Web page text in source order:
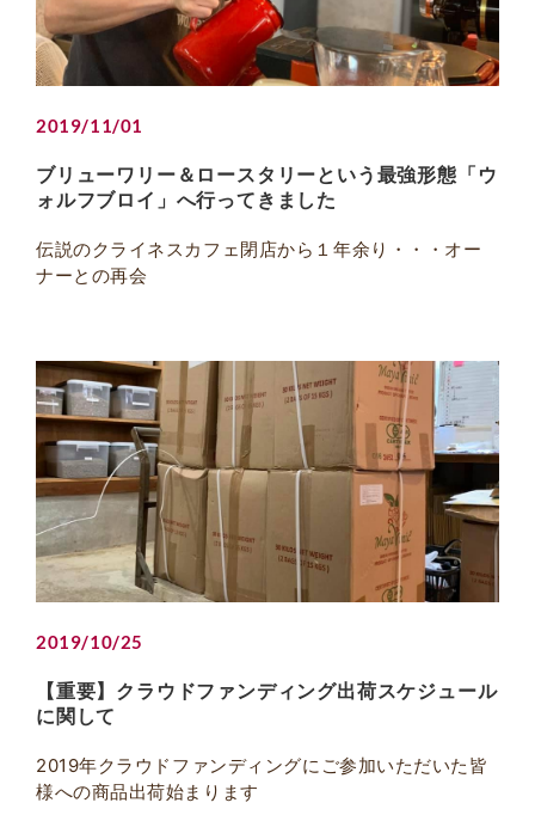
2019/11/01
ブリューワリー＆ロースタリーという最強形態「ウ
ォルフブロイ」へ行ってきました
伝説のクライネスカフェ閉店から１年余り・・・オー
ナーとの再会
2019/10/25
【重要】クラウドファンディング出荷スケジュール
に関して
2019年クラウドファンディングにご参加いただいた皆
様への商品出荷始まります